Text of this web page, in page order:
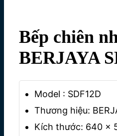
Bếp chiên
BERJAYA
Model : SDF12D
Thương hiệu:
Kích thước: 640 x